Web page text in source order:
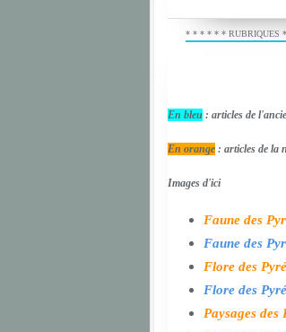
* * * * * * RUBRIQUES
En bleu : articles de
En orange : articles de la
Images d'ici
Faune des
Faune des
Flore des
Flore des
Paysages des